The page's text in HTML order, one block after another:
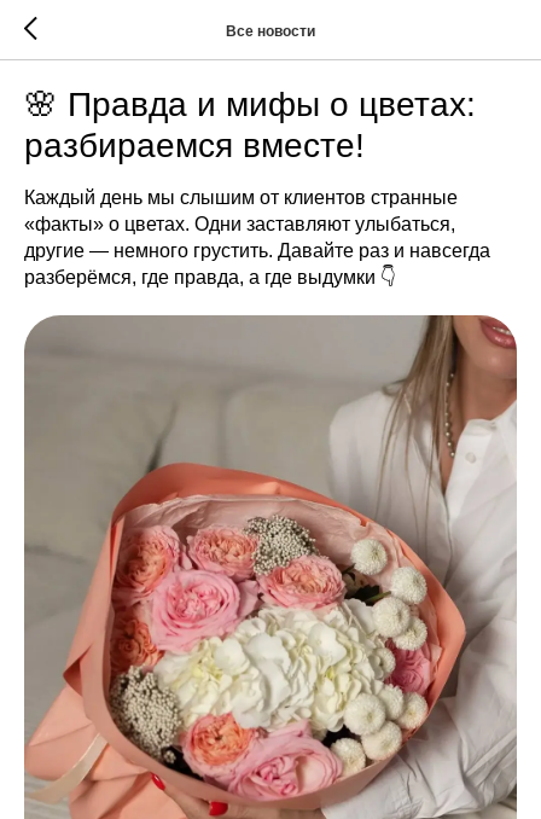
Все новости
🌸 Правда и мифы о цветах:
разбираемся вместе!
Каждый день мы слышим от клиентов странные
«факты» о цветах. Одни заставляют улыбаться,
другие — немного грустить. Давайте раз и навсегда
разберёмся, где правда, а где выдумки 👇